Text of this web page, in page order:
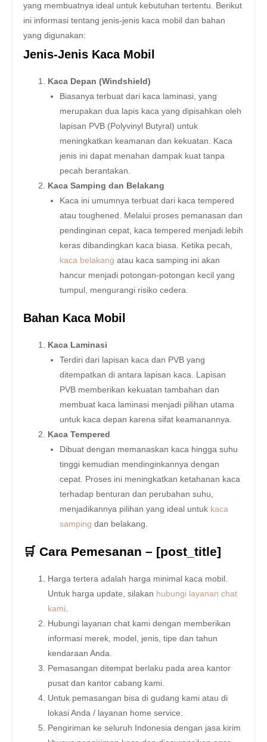
yang membuatnya ideal untuk kebutuhan tertentu. Berikut
ini informasi tentang jenis-jenis kaca mobil dan bahan
yang digunakan:
Jenis-Jenis Kaca Mobil
Kaca Depan (Windshield)
Biasanya terbuat dari kaca laminasi, yang
merupakan dua lapis kaca yang dipisahkan oleh
lapisan PVB (Polyvinyl Butyral) untuk
meningkatkan keamanan dan kekuatan. Kaca
jenis ini dapat menahan dampak kuat tanpa
pecah berantakan.
Kaca Samping dan Belakang
Kaca ini umumnya terbuat dari kaca tempered
atau toughened. Melalui proses pemanasan dan
pendinginan cepat, kaca tempered menjadi lebih
keras dibandingkan kaca biasa. Ketika pecah,
kaca belakang atau kaca samping ini akan
hancur menjadi potongan-potongan kecil yang
tumpul, mengurangi risiko cedera.
Bahan Kaca Mobil
Kaca Laminasi
Terdiri dari lapisan kaca dan PVB yang
ditempatkan di antara lapisan kaca. Lapisan
PVB memberikan kekuatan tambahan dan
membuat kaca laminasi menjadi pilihan utama
untuk kaca depan karena sifat keamanannya.
Kaca Tempered
Dibuat dengan memanaskan kaca hingga suhu
tinggi kemudian mendinginkannya dengan
cepat. Proses ini meningkatkan ketahanan kaca
terhadap benturan dan perubahan suhu,
menjadikannya pilihan yang ideal untuk kaca
samping dan belakang.
🛒 Cara Pemesanan – [post_title]
Harga tertera adalah harga minimal kaca mobil.
Untuk harga update, silakan hubungi layanan chat
kami
Hubungi layanan chat kami dengan memberikan
informasi merek, model, jenis, tipe dan tahun
kendaraan Anda.
Pemasangan ditempat berlaku pada area kantor
pusat dan kantor cabang kami.
Untuk pemasangan bisa di gudang kami atau di
lokasi Anda / layanan home service.
Pengiriman ke seluruh Indonesia dengan jasa kirim